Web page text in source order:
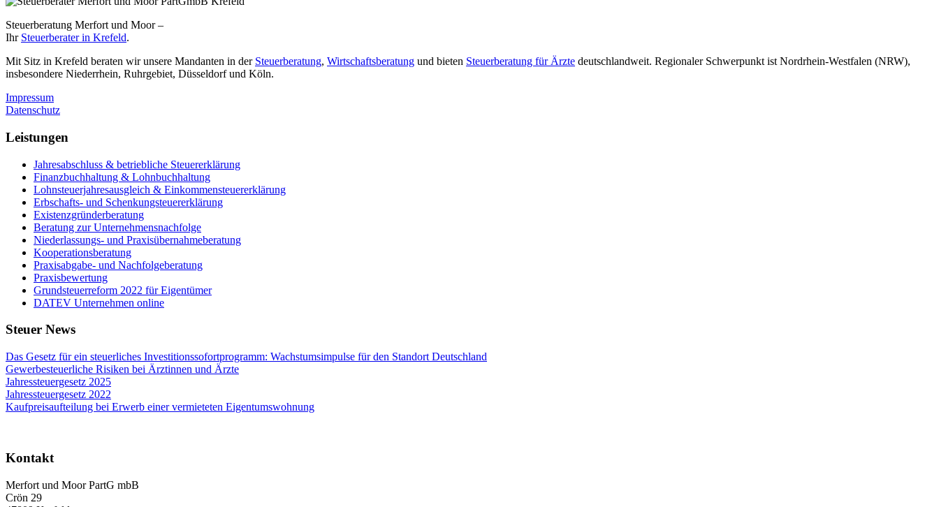
Steuerberatung Merfort und Moor –
Ihr Steuerberater in Krefeld.
Mit Sitz in Krefeld beraten wir unsere Mandanten in der Steuerberatung, Wirtschaftsberatung und bieten Steuerberatung für Ärzte deutschlandweit. Regionaler Schwerpunkt ist Nordrhein-Westfalen (NRW),
insbesondere Niederrhein, Ruhrgebiet, Düsseldorf und Köln.
Impressum
Datenschutz
Leistungen
Jahresabschluss & betriebliche Steuererklärung
Finanzbuchhaltung & Lohnbuchhaltung
Lohnsteuerjahresausgleich & Einkommensteuererklärung
Erbschafts- und Schenkungsteuererklärung
Existenzgründerberatung
Beratung zur Unternehmensnachfolge
Niederlassungs- und Praxisübernahmeberatung
Kooperationsberatung
Praxisabgabe- und Nachfolgeberatung
Praxisbewertung
Grundsteuerreform 2022 für Eigentümer
DATEV Unternehmen online
Steuer News
Das Gesetz für ein steuerliches Investitionssofortprogramm: Wachstumsimpulse für den Standort Deutschland
Gewerbesteuerliche Risiken bei Ärztinnen und Ärzte
Jahressteuergesetz 2025
Jahressteuergesetz 2022
Kaufpreisaufteilung bei Erwerb einer vermieteten Eigentumswohnung
Kontakt
Merfort und Moor PartG mbB
Crön 29